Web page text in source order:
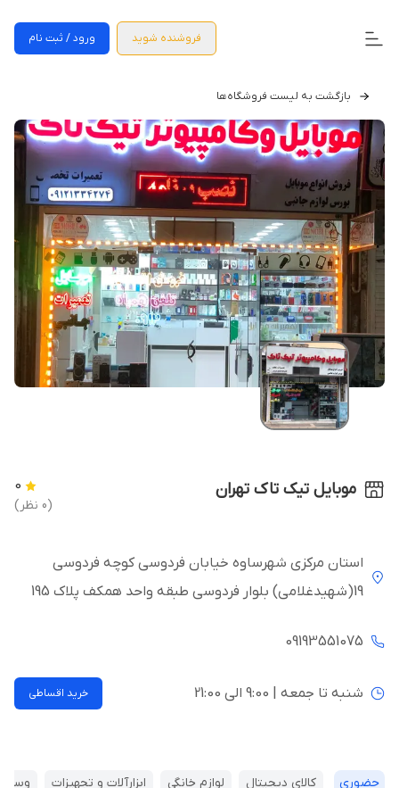
فروشنده شوید ورود / ثبت نام
بازگشت به لیست فروشگاه‌ها
موبایل تیک تاک تهران 0
(0 نظر)
استان مرکزی شهرساوه خیابان فردوسی کوچه فردوسی
19(شهیدغلامی) بلوار فردوسی طبقه واحد همکف پلاک 195
09193551075
شنبه تا جمعه | 9:00 الی 21:00 خرید اقساطی
حضوری کالای دیجیتال لوازم خانگی ابزارآلات و تجهیزات